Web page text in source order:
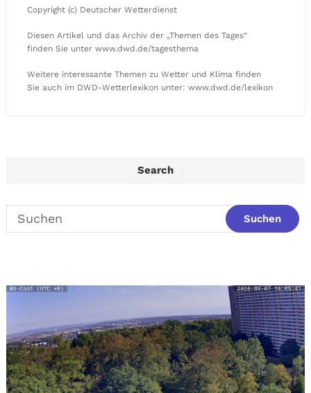
Copyright (c) Deutscher Wetterdienst
Diesen Artikel und das Archiv der „Themen des Tages“
finden Sie unter www.dwd.de/tagesthema
Weitere interessante Themen zu Wetter und Klima finden
Sie auch im DWD-Wetterlexikon unter: www.dwd.de/lexikon
Search